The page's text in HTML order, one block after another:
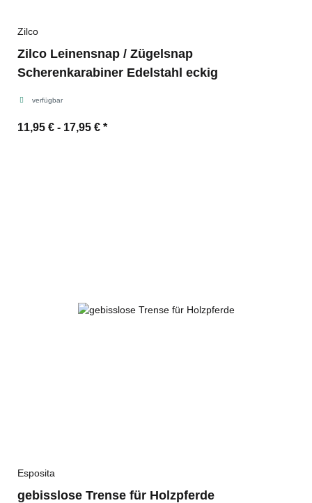
Zilco
Zilco Leinensnap / Zügelsnap
Scherenkarabiner Edelstahl eckig
verfügbar
11,95 € - 17,95 € *
Esposita
gebisslose Trense für Holzpferde